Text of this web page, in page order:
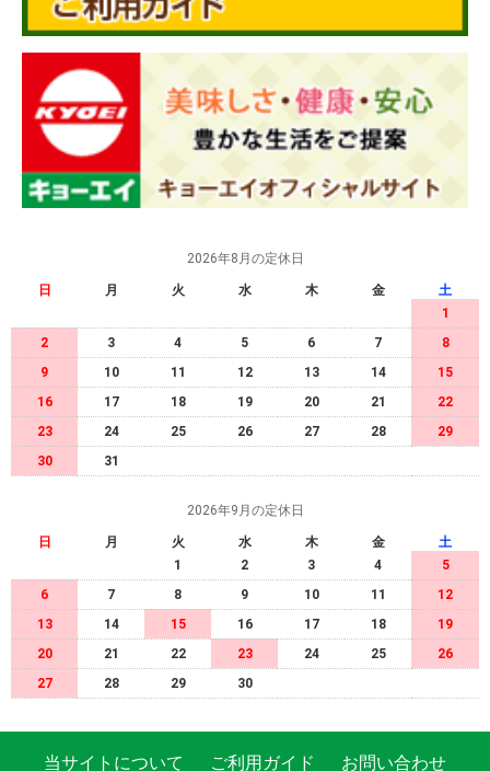
2026年8月の定休日
日 月 火 水 木 金
土
1
2
3 4 5 6 7
8
9
10 11 12 13 14
15
16
17 18 19 20 21
22
23
24 25 26 27 28
29
30
31
2026年9月の定休日
日 月 火 水 木 金
土
1
2 3 4
5
6
7 8 9 10 11
12
13
14 15 16 17 18
19
20
21 22 23 24 25
26
27
28 29 30
当サイトについて ご利用ガイド お問い合わせ